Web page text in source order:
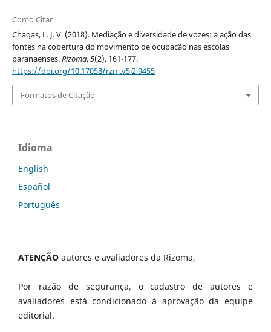
Como Citar
Chagas, L. J. V. (2018). Mediação e diversidade de vozes: a ação das
fontes na cobertura do movimento de ocupação nas escolas
paranaenses.Rizoma,5(2), 161-177.
https://doi.org/10.17058/rzm.v5i2.9455
Formatos de Citação
Idioma
English
Español
Português
ATENÇÃO autores e avaliadores da Rizoma,
Por razão de segurança, o cadastro de autores e
avaliadores está condicionado à aprovação da equipe
editorial.